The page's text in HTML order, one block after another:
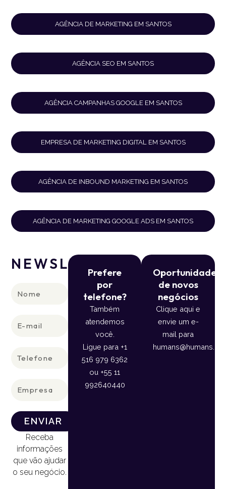
AGÊNCIA DE MARKETING EM SANTOS
AGÊNCIA SEO EM SANTOS
AGÊNCIA CAMPANHAS GOOGLE EM SANTOS
EMPRESA DE MARKETING DIGITAL EM SANTOS
AGÊNCIA DE INBOUND MARKETING EM SANTOS
AGÊNCIA DE MARKETING GOOGLE ADS EM SANTOS
NEWSLETTER
ENVIAR
Receba
informações
que vão ajudar
o seu negócio.
Prefere
por
telefone?
Também
atendemos
você.
Ligue para +1
516 979 6362
ou +55 11
992640440
Oportunidade
de novos
negócios
Clique aqui e
envie um e-
mail para